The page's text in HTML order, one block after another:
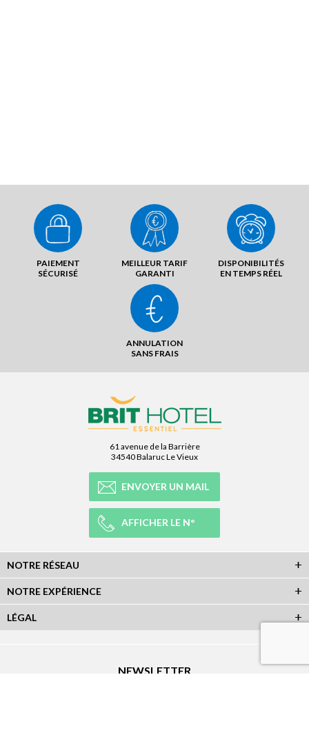
PAIEMENT
SÉCURISÉ
MEILLEUR TARIF
GARANTI
DISPONIBILITÉS
EN TEMPS RÉEL
ANNULATION
SANS FRAIS
61 avenue de la Barrière
34540 Balaruc Le Vieux
ENVOYER UN MAIL
AFFICHER LE N°
NOTRE RÉSEAU
NOTRE EXPÉRIENCE
LÉGAL
NEWSLETTER